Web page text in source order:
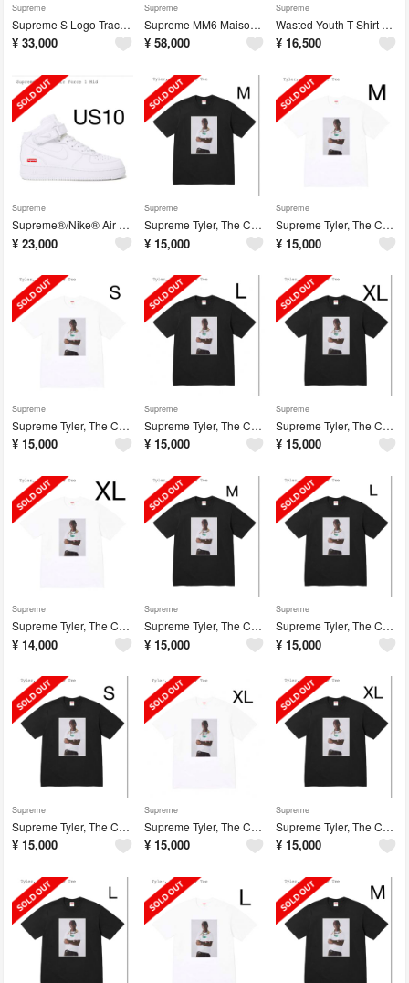
Supreme
Supreme S Logo Track Jacket L
¥ 33,000
Supreme
Supreme MM6 Maison Margiela Box Logo
¥ 58,000
Supreme
Wasted Youth T-Shirt #06
¥ 16,500
Supreme
Supreme®/Nike® Air Force 1 Mid
¥ 23,000
Supreme
Supreme Tyler, The Creator Tee
¥ 15,000
Supreme
Supreme Tyler, The Creator Tee
¥ 15,000
Supreme
Supreme Tyler, The Creator Tee
¥ 15,000
Supreme
Supreme Tyler, The Creator Tee
¥ 15,000
Supreme
Supreme Tyler, The Creator Tee
¥ 15,000
Supreme
Supreme Tyler, The Creator Tee
¥ 14,000
Supreme
Supreme Tyler, The Creator Tee
¥ 15,000
Supreme
Supreme Tyler, The Creator Tee
¥ 15,000
Supreme
Supreme Tyler, The Creator Tee
¥ 15,000
Supreme
Supreme Tyler, The Creator Tee
¥ 15,000
Supreme
Supreme Tyler, The Creator Tee
¥ 15,000